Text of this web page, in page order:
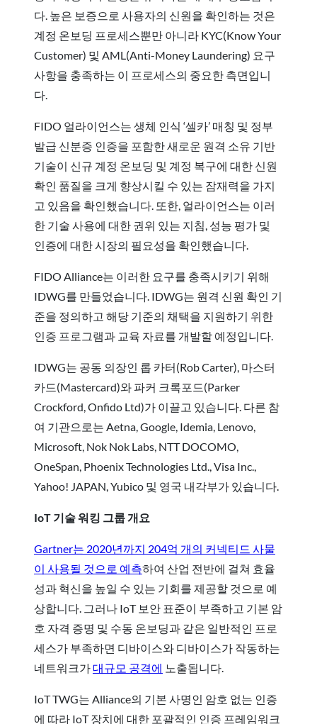
다. 높은 보증으로 사용자의 신원을 확인하는 것은
계정 온보딩 프로세스뿐만 아니라 KYC(Know Your
Customer) 및 AML(Anti-Money Laundering) 요구
사항을 충족하는 이 프로세스의 중요한 측면입니
다.
FIDO 얼라이언스는 생체 인식 ‘셀카’ 매칭 및 정부
발급 신분증 인증을 포함한 새로운 원격 소유 기반
기술이 신규 계정 온보딩 및 계정 복구에 대한 신원
확인 품질을 크게 향상시킬 수 있는 잠재력을 가지
고 있음을 확인했습니다. 또한, 얼라이언스는 이러
한 기술 사용에 대한 권위 있는 지침, 성능 평가 및
인증에 대한 시장의 필요성을 확인했습니다.
FIDO Alliance는 이러한 요구를 충족시키기 위해
IDWG를 만들었습니다. IDWG는 원격 신원 확인 기
준을 정의하고 해당 기준의 채택을 지원하기 위한
인증 프로그램과 교육 자료를 개발할 예정입니다.
IDWG는 공동 의장인 롭 카터(Rob Carter), 마스터
카드(Mastercard)와 파커 크록포드(Parker
Crockford, Onfido Ltd)가 이끌고 있습니다. 다른 참
여 기관으로는 Aetna, Google, Idemia, Lenovo,
Microsoft, Nok Nok Labs, NTT DOCOMO,
OneSpan, Phoenix Technologies Ltd., Visa Inc.,
Yahoo! JAPAN, Yubico 및 영국 내각부가 있습니다.
IoT 기술 워킹 그룹 개요
Gartner는 2020년까지 204억 개의 커넥티드 사물
이 사용될 것으로 예측하여 산업 전반에 걸쳐 효율
성과 혁신을 높일 수 있는 기회를 제공할 것으로 예
상합니다. 그러나 IoT 보안 표준이 부족하고 기본 암
호 자격 증명 및 수동 온보딩과 같은 일반적인 프로
세스가 부족하면 디바이스와 디바이스가 작동하는
네트워크가대규모 공격에 노출됩니다.
IoT TWG는 Alliance의 기본 사명인 암호 없는 인증
에 따라 IoT 장치에 대한 포괄적인 인증 프레임워크